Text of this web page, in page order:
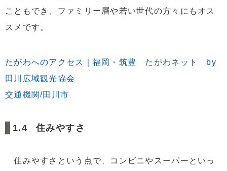
こともでき、ファミリー層や若い世代の方々にもオス
スメです。
たがわへのアクセス｜福岡・筑豊 たがわネット by
田川広域観光協会
交通機関/田川市
住みやすさ
住みやすさという点で、コンビニやスーパーといっ